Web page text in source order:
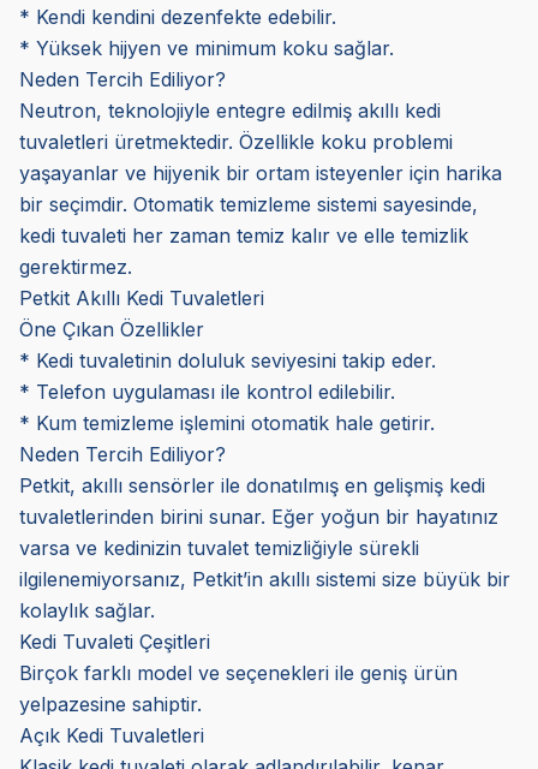
* Kendi kendini dezenfekte edebilir.
* Yüksek hijyen ve minimum koku sağlar.
Neden Tercih Ediliyor?
Neutron, teknolojiyle entegre edilmiş akıllı kedi
tuvaletleri üretmektedir. Özellikle koku problemi
yaşayanlar ve hijyenik bir ortam isteyenler için harika
bir seçimdir. Otomatik temizleme sistemi sayesinde,
kedi tuvaleti her zaman temiz kalır ve elle temizlik
gerektirmez.
Petkit Akıllı Kedi Tuvaletleri
Öne Çıkan Özellikler
* Kedi tuvaletinin doluluk seviyesini takip eder.
* Telefon uygulaması ile kontrol edilebilir.
* Kum temizleme işlemini otomatik hale getirir.
Neden Tercih Ediliyor?
Petkit, akıllı sensörler ile donatılmış en gelişmiş kedi
tuvaletlerinden birini sunar. Eğer yoğun bir hayatınız
varsa ve kedinizin tuvalet temizliğiyle sürekli
ilgilenemiyorsanız, Petkit’in akıllı sistemi size büyük bir
kolaylık sağlar.
Kedi Tuvaleti Çeşitleri
Birçok farklı model ve seçenekleri ile geniş ürün
yelpazesine sahiptir.
Açık Kedi Tuvaletleri